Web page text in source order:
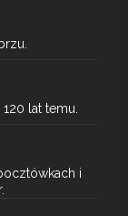
lat temu.
i